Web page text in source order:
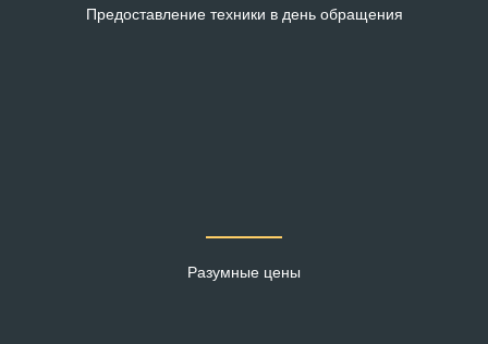
Предоставление техники в день обращения
Разумные цены